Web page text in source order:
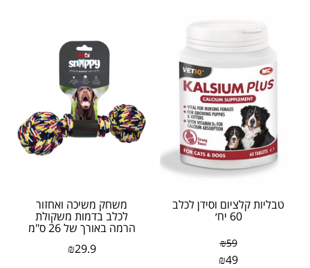
טבליות קלציום וסידן לכלב
60 יח׳
₪59
₪49
משחק משיכה ואחזור
לכלב בדמות משקולת
הרמה באורך של 26 ס"מ
₪29.9